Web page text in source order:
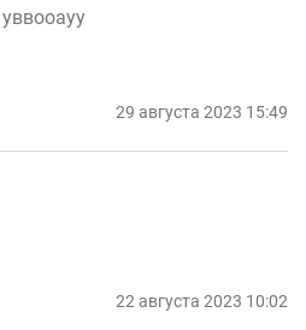
29 августа 2023 15:49
22 августа 2023 10:02